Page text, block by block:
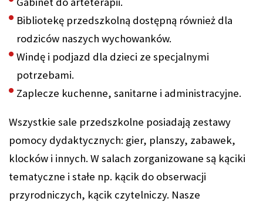
Bibliotekę przedszkolną dostępną również dla
rodziców naszych wychowanków.
Windę i podjazd dla dzieci ze specjalnymi
potrzebami.
Zaplecze kuchenne, sanitarne i administracyjne.
Wszystkie sale przedszkolne posiadają zestawy
pomocy dydaktycznych: gier, planszy, zabawek,
klocków i innych. W salach zorganizowane są kąciki
tematyczne i stałe np. kącik do obserwacji
przyrodniczych, kącik czytelniczy. Nasze